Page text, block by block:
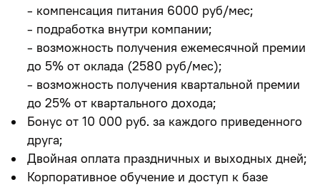
- компенсация питания 6000 руб/мес;
- подработка внутри компании;
- возможность получения ежемесячной премии
до 5% от оклада (2580 руб/мес);
- возможность получения квартальной премии
до 25% от квартального дохода;
Бонус от 10 000 руб. за каждого приведенного
друга;
Двойная оплата праздничных и выходных дней;
Корпоративное обучение и доступ к базе